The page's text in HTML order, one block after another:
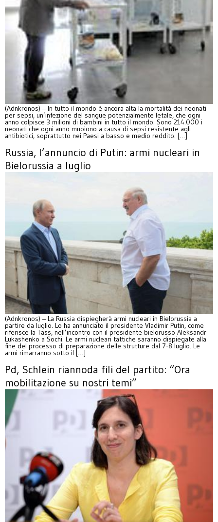
(Adnkronos) – In tutto il mondo è ancora alta la mortalità dei neonati
per sepsi, un’infezione del sangue potenzialmente letale, che ogni
anno colpisce 3 milioni di bambini in tutto il mondo. Sono 214.000 i
neonati che ogni anno muoiono a causa di sepsi resistente agli
antibiotici, soprattutto nei Paesi a basso e medio reddito. […]
Russia, l’annuncio di Putin: armi nucleari in
Bielorussia a luglio
(Adnkronos) – La Russia dispiegherà armi nucleari in Bielorussia a
partire da luglio. Lo ha annunciato il presidente Vladimir Putin, come
riferisce la Tass, nell’incontro con il presidente bielorusso Aleksandr
Lukashenko a Sochi. Le armi nucleari tattiche saranno dispiegate alla
fine del processo di preparazione delle strutture dal 7-8 luglio. Le
armi rimarranno sotto il […]
Pd, Schlein riannoda fili del partito: “Ora
mobilitazione su nostri temi”